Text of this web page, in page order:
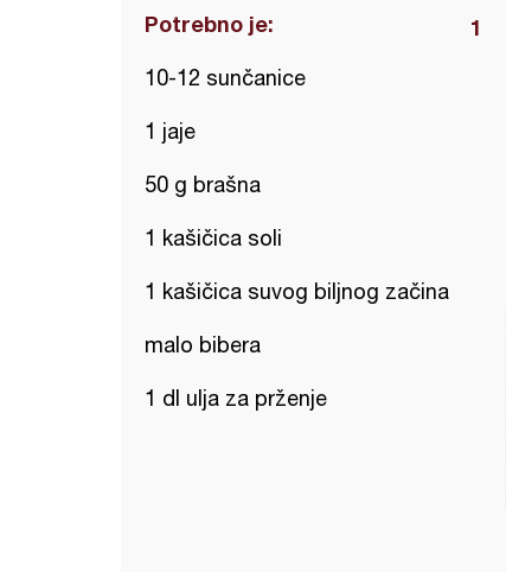
Potrebno je:
10-12 sunčanice
1 jaje
50 g brašna
1 kašičica soli
1 kašičica suvog biljnog začina
malo bibera
1 dl ulja za prženje